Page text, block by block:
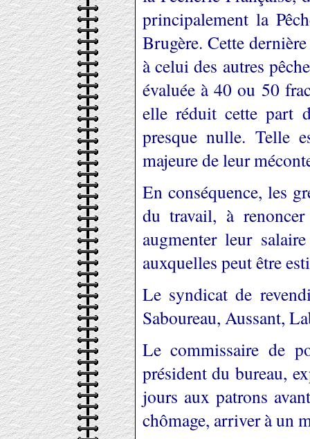
principalement la
Brugère. Cette
à celui des autres
évaluée à 40 ou 50
elle réduit cette part
presque nulle. Telle
majeure de leur
En conséquence, les
du travail, à
augmenter leur
auxquelles peut être
Le syndicat de
Saboureau, Aussant,
Le commissaire de
président du bureau,
jours aux patrons
chômage, arriver à un